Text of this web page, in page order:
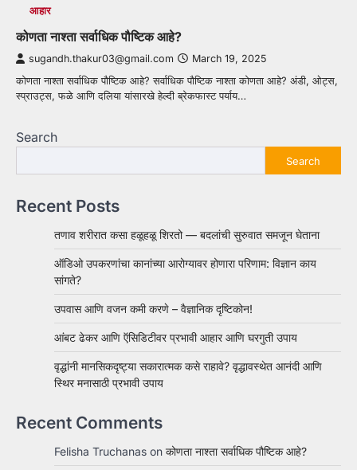
आहार
कोणता नाश्ता सर्वाधिक पौष्टिक आहे?
sugandh.thakur03@gmail.com March 19, 2025
कोणता नाश्ता सर्वाधिक पौष्टिक आहे? सर्वाधिक पौष्टिक नाश्ता कोणता आहे? अंडी, ओट्स,
स्प्राउट्स, फळे आणि दलिया यांसारखे हेल्दी ब्रेकफास्ट पर्याय…
Search
Search
Recent Posts
तणाव शरीरात कसा हळूहळू शिरतो — बदलांची सुरुवात समजून घेताना
ऑडिओ उपकरणांचा कानांच्या आरोग्यावर होणारा परिणाम: विज्ञान काय
सांगते?
उपवास आणि वजन कमी करणे – वैज्ञानिक दृष्टिकोन!
आंबट ढेकर आणि ऍसिडिटीवर प्रभावी आहार आणि घरगुती उपाय
वृद्धांनी मानसिकदृष्ट्या सकारात्मक कसे राहावे? वृद्धावस्थेत आनंदी आणि
स्थिर मनासाठी प्रभावी उपाय
Recent Comments
Felisha Truchanas on कोणता नाश्ता सर्वाधिक पौष्टिक आहे?